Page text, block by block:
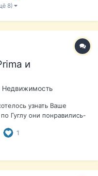
с возможностью
8)
и
Недвижимость
узнать Ваше
Гуглу они понравились-
рядом с
этих городах зимой -
1